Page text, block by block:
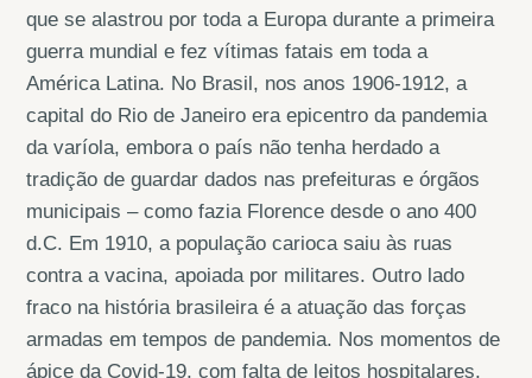
que se alastrou por toda a Europa durante a primeira
guerra mundial e fez vítimas fatais em toda a
América Latina. No Brasil, nos anos 1906-1912, a
capital do Rio de Janeiro era epicentro da pandemia
da varíola, embora o país não tenha herdado a
tradição de guardar dados nas prefeituras e órgãos
municipais – como fazia Florence desde o ano 400
d.C. Em 1910, a população carioca saiu às ruas
contra a vacina, apoiada por militares. Outro lado
fraco na história brasileira é a atuação das forças
armadas em tempos de pandemia. Nos momentos de
ápice da Covid-19, com falta de leitos hospitalares,